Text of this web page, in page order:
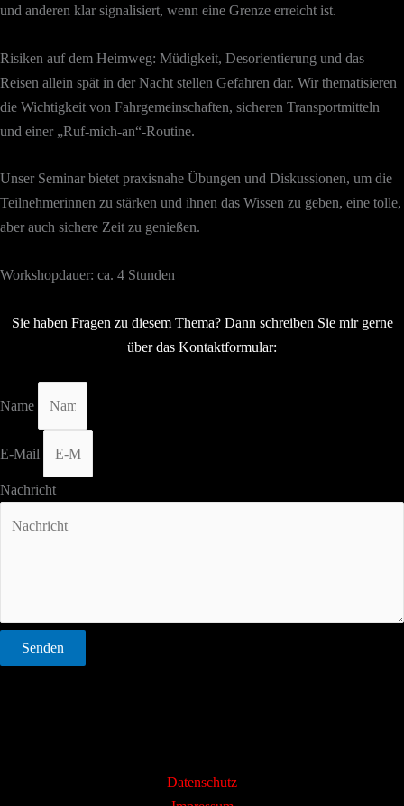
und anderen klar signalisiert, wenn eine Grenze erreicht ist.
Risiken auf dem Heimweg: Müdigkeit, Desorientierung und das
Reisen allein spät in der Nacht stellen Gefahren dar. Wir thematisieren
die Wichtigkeit von Fahrgemeinschaften, sicheren Transportmitteln
und einer „Ruf-mich-an“-Routine.
Unser Seminar bietet praxisnahe Übungen und Diskussionen, um die
Teilnehmerinnen zu stärken und ihnen das Wissen zu geben, eine tolle,
aber auch sichere Zeit zu genießen.
Workshopdauer: ca. 4 Stunden
Sie haben Fragen zu diesem Thema? Dann schreiben Sie mir gerne
über das Kontaktformular:
Name
E-Mail
Nachricht
Senden
Datenschutz